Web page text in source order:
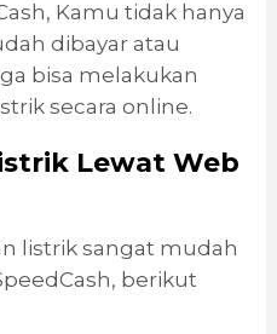
Kamu tidak hanya
dibayar atau
bisa melakukan
secara online.
Lewat Web
listrik sangat mudah
berikut